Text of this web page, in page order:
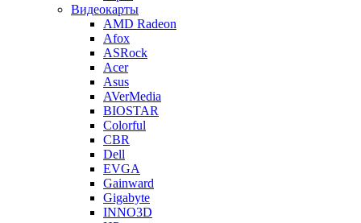
Видеокарты
AMD Radeon
Afox
ASRock
Acer
Asus
AVerMedia
BIOSTAR
Colorful
CBR
Dell
EVGA
Gainward
Gigabyte
INNO3D